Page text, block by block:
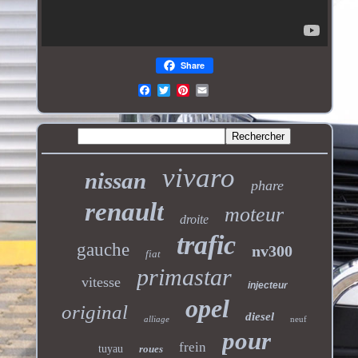
Share
nissan vivaro phare
renault droite moteur
gauche fiat trafic nv300
vitesse primastar injecteur
original alliage opel diesel neuf
tuyau roues frein pour